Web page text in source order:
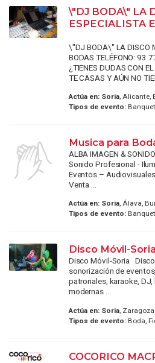
\"DJ BODA\" LA
ESPECIALISTA
\"DJ BODA\" LA DISCO
BODAS TELÉFONO: 93
¿TIENES DUDAS CON
TE CASAS Y AÚN NO
Actúa en: Soria, Alicante,
Tipos de evento:
Musica para
ALBA IMAGEN &
Sonido Profesional -
Eventos –
Venta ...
Actúa en: Soria, Álava,
Tipos de evento:
Disco Móvil-Soria
Disco Móvil-Soria
sonorización de
patronales, karaoke,
modernas ...
Actúa en: Soria, Zaragoza
Tipos de evento:Boda,
COCORICO